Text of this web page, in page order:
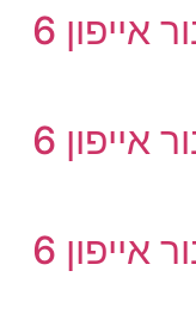
ניקוי ותיקון קורוזיה עבור אייפון 6
ניקוי ותיקון קורוזיה עבור אייפון 6
ניקוי ותיקון קורוזיה עבור אייפון 6